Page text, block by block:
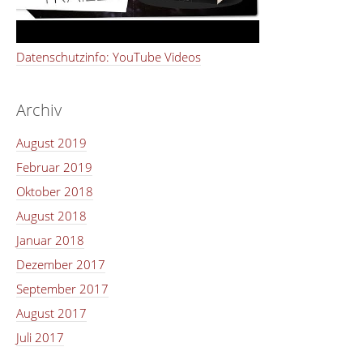
Datenschutzinfo: YouTube Videos
Archiv
August 2019
Februar 2019
Oktober 2018
August 2018
Januar 2018
Dezember 2017
September 2017
August 2017
Juli 2017